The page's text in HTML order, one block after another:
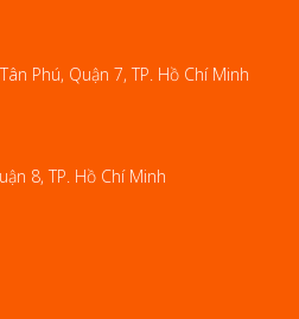
Phú, Quận 7, TP. Hồ Chí Minh
8, TP. Hồ Chí Minh